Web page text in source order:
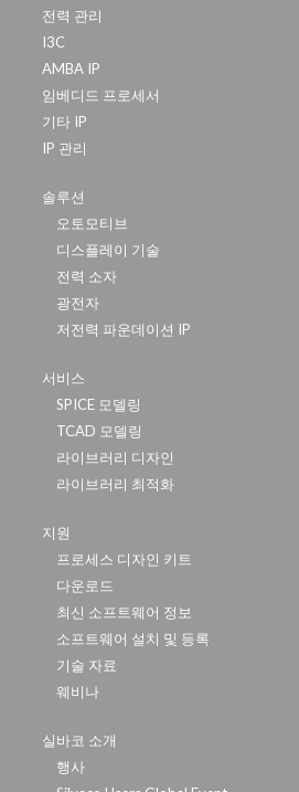
전력 관리
I3C
AMBA IP
임베디드 프로세서
기타 IP
IP 관리
솔루션
오토모티브
디스플레이 기술
전력 소자
광전자
저전력 파운데이션 IP
서비스
SPICE 모델링
TCAD 모델링
라이브러리 디자인
라이브러리 최적화
지원
프로세스 디자인 키트
다운로드
최신 소프트웨어 정보
소프트웨어 설치 및 등록
기술 자료
웨비나
실바코 소개
행사